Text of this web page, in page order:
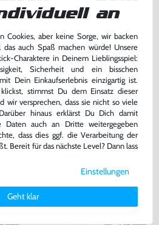
Tiger Woods PGA Tour 07
mit OVP, gebraucht
5,00 €
Warenkorb
an
Cookies, aber keine Sorge, wir backen
auch Spaß machen würde! Unsere
Charaktere in Deinem Lieblingsspiel:
Sicherheit und ein bisschen
Dein Einkaufserlebnis einzigartig ist.
stimmst Du dem Einsatz dieser
wir versprechen, dass sie nicht so viele
hinaus erklärst Du Dich damit
Daten auch an Dritte weitergegeben
dass dies ggf. die Verarbeitung der
Bereit für das nächste Level? Dann lass
von uns verwendeten Cookies und
findest Du in unsererDaten­schutz­
.
Einstellungen
Geht klar